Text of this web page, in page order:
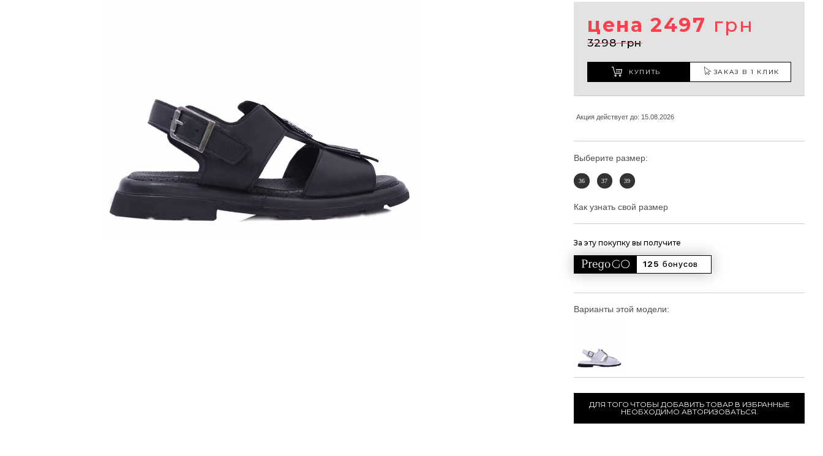
цена 2497 грн
3298 грн
КУПИТЬ ЗАКАЗ В 1 КЛИК
Акция действует до: 15.08.2026
Выберите размер:
36 37 39
Как узнать свой размер
За эту покупку вы получите
125 бонусов
Варианты этой модели:
ДЛЯ ТОГО ЧТОБЫ ДОБАВИТЬ ТОВАР В ИЗБРАННЫЕ
НЕОБХОДИМО АВТОРИЗОВАТЬСЯ.